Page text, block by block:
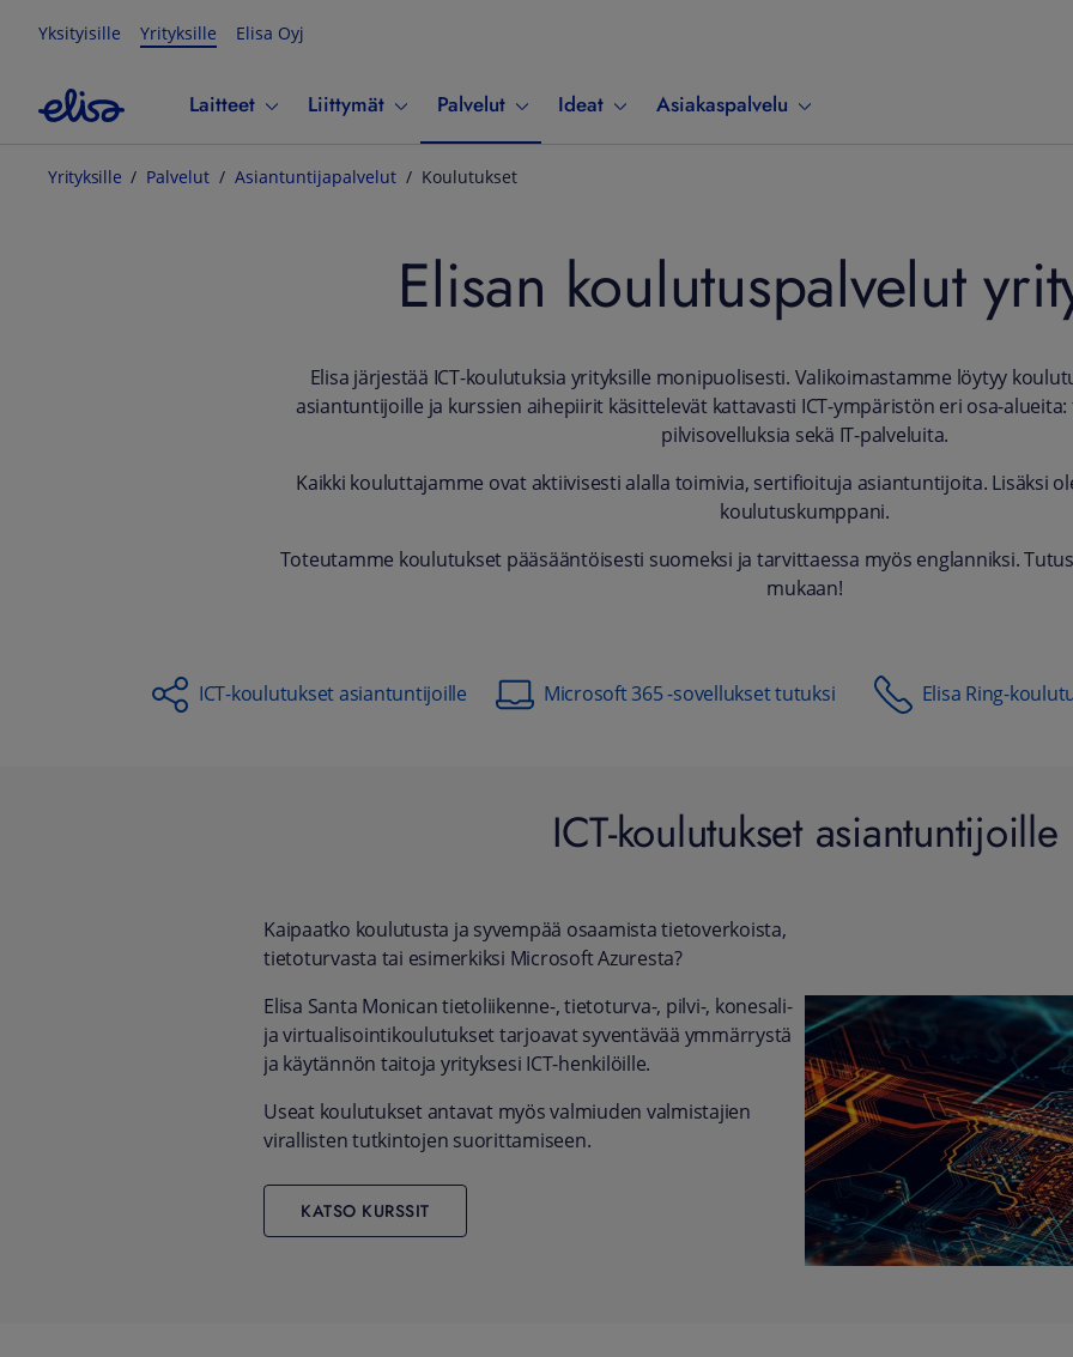
Yksityisille Yrityksille Elisa Oyj
Laitteet Liittymät Palvelut Ideat Asiakaspalvelu
Yrityksille Palvelut Asiantuntijapalvelut Koulutukset
Elisan koulutuspalvelut
Elisa järjestää ICT-koulutuksia yrityksille monipuolisesti. Valikoimastamme löytyy
asiantuntijoille ja kurssien aihepiirit käsittelevät kattavasti ICT-ympäristön eri osa-
pilvisovelluksia sekä IT-palveluita.
Kaikki kouluttajamme ovat aktiivisesti alalla toimivia, sertifioituja asiantuntijoita. Lisäksi
koulutuskumppani.
Toteutamme koulutukset pääsääntöisesti suomeksi ja tarvittaessa myös englanniksi.
mukaan!
ICT-koulutukset asiantuntijoille Microsoft 365 -sovellukset tutuksi Elisa Ring-
ICT-koulutukset asiantuntijoille
Kaipaatko koulutusta ja syvempää osaamista tietoverkoista,
tietoturvasta tai esimerkiksi Microsoft Azuresta?
Elisa Santa Monican tietoliikenne-, tietoturva-, pilvi-, konesali-
ja virtualisointikoulutukset tarjoavat syventävää ymmärrystä
ja käytännön taitoja yrityksesi ICT-henkilöille.
Useat koulutukset antavat myös valmiuden valmistajien
virallisten tutkintojen suorittamiseen.
KATSO KURSSIT